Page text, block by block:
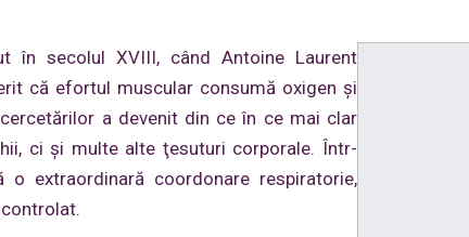
în secolul XVIII, când Antoine Laurent
că efortul muscular consumă oxigen şi
a devenit din ce în ce mai clar
ci şi multe alte ţesuturi corporale. Într-
extraordinară coordonare respiratorie,